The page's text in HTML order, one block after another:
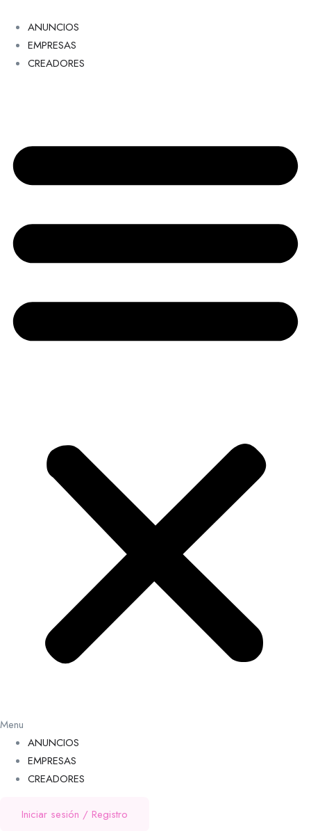
ANUNCIOS
EMPRESAS
CREADORES
Menu
ANUNCIOS
EMPRESAS
CREADORES
Iniciar sesión / Registro